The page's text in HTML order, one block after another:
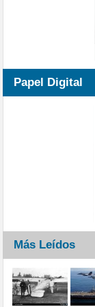
Papel Digital
Más Leídos